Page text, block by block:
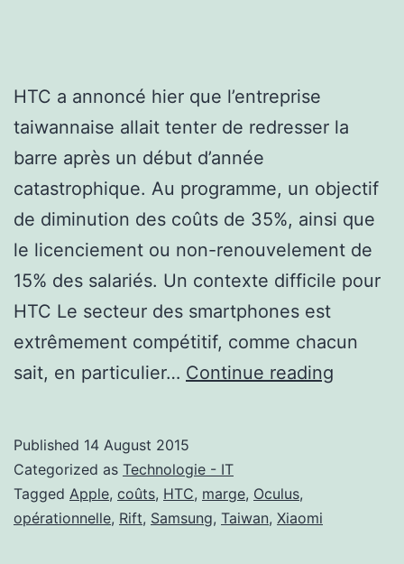
HTC a annoncé hier que l’entreprise
taiwannaise allait tenter de redresser la
barre après un début d’année
catastrophique. Au programme, un objectif
de diminution des coûts de 35%, ainsi que
le licenciement ou non-renouvelement de
15% des salariés. Un contexte difficile pour
HTC Le secteur des smartphones est
extrêmement compétitif, comme chacun
sait, en particulier… Continue reading
Published 14 August 2015
Categorized as Technologie - IT
Tagged Apple, coûts, HTC, marge, Oculus,
opérationnelle, Rift, Samsung, Taiwan, Xiaomi